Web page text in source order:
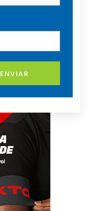
ENVIAR